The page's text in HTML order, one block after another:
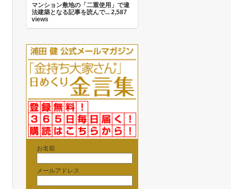
マンション敷地の「二重使用」で違
法建築となる記事を読んで... 2,587
views
お名前
メールアドレス